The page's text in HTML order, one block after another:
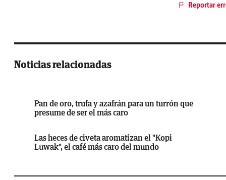
Reportar
Noticias relacionadas
Pan de oro, trufa y azafrán para un turrón que
presume de ser el más caro
Las heces de civeta aromatizan el "Kopi
Luwak", el café más caro del mundo